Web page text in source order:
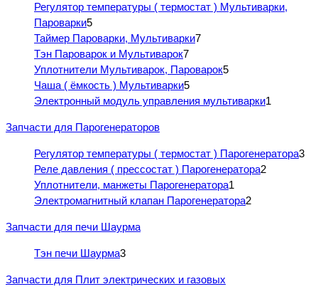
Регулятор температуры ( термостат ) Мультиварки,
Пароварки5
Таймер Пароварки, Мультиварки7
Тэн Пароварок и Мультиварок7
Уплотнители Мультиварок, Пароварок5
Чаша ( ёмкость ) Мультиварки5
Электронный модуль управления мультиварки1
Запчасти для Парогенераторов
Регулятор температуры ( термостат ) Парогенератора3
Реле давления ( прессостат ) Парогенератора2
Уплотнители, манжеты Парогенератора1
Электромагнитный клапан Парогенератора2
Запчасти для печи Шаурма
Тэн печи Шаурма3
Запчасти для Плит электрических и газовых